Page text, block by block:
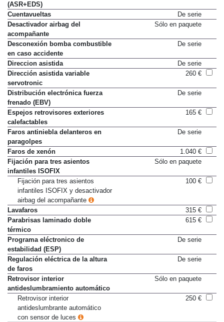
(ASR+EDS)
Cuentavueltas
De serie
Desactivador airbag del
acompañante
Sólo en paquete
Desconexión bomba combustible
en caso accidente
De serie
Direccion asistida
De serie
Dirección asistida variable
servotronic
260 €
Distribución electrónica fuerza
frenado (EBV)
De serie
Espejos retrovisores exteriores
calefactables
165 €
Faros antiniebla delanteros en
paragolpes
De serie
Faros de xenón
1.040 €
Fijación para tres asientos
infantiles ISOFIX
Sólo en paquete
Fijación para tres asientos
infantiles ISOFIX y desactivador
airbag del acompañante
100 €
Lavafaros
315 €
Parabrisas laminado doble
térmico
615 €
Programa eléctronico de
estabilidad (ESP)
De serie
Regulación eléctrica de la altura
de faros
De serie
Retrovisor interior
antideslumbramiento automático
Sólo en paquete
Retrovisor interior
antideslumbrante automático
con sensor de luces
250 €